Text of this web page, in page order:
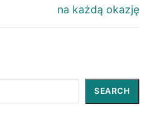
na każdą okazję
SEARCH